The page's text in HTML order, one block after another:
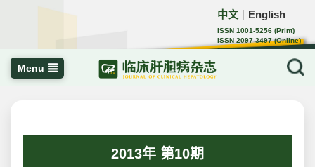
中文 English
ISSN 1001-5256 (Print)
ISSN 2097-3497 (Online)
CN 22-1108/R
Menu
2013年 第10期